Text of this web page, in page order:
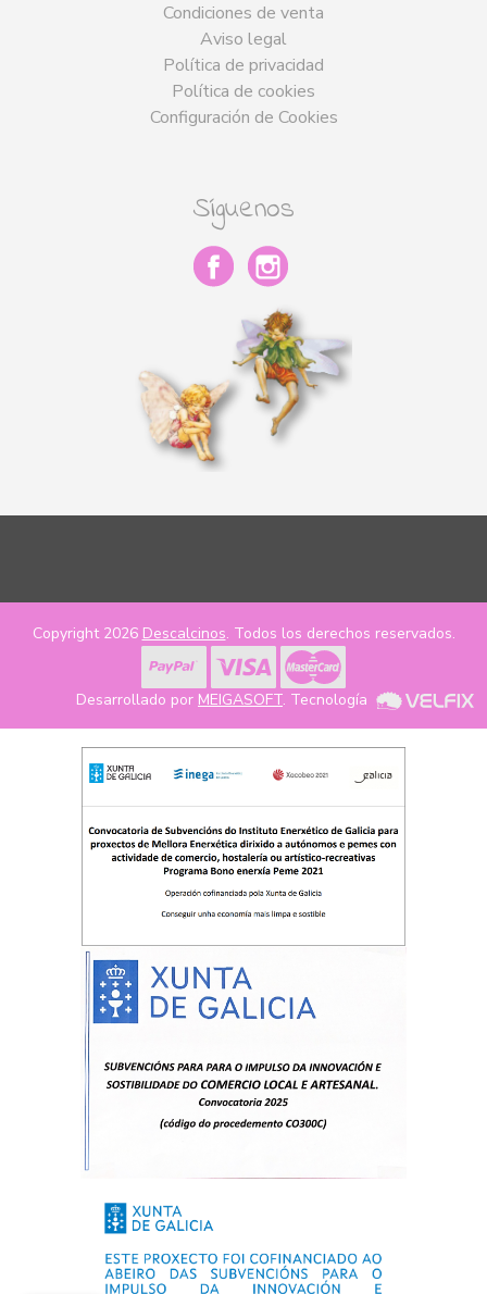
Condiciones de venta
Aviso legal
Política de privacidad
Política de cookies
Configuración de Cookies
Síguenos
Copyright 2026 Descalcinos. Todos los derechos reservados.
Desarrollado por MEIGASOFT. Tecnología